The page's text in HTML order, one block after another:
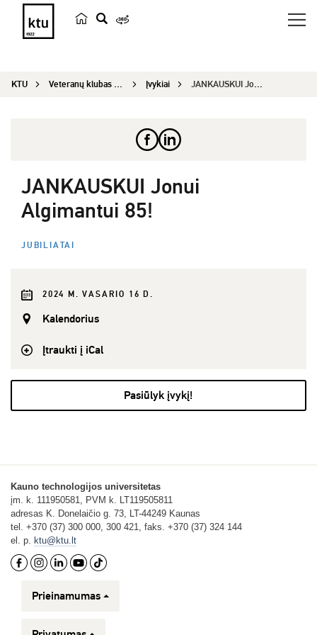
e
KTU Veteranų klubas „Emeritus“ Įvykiai JANKAUSKUI Jonui Algimantui 85!
JANKAUSKUI Jonui
Algimantui 85!
JUBILIATAI
2024 M. VASARIO 16 D.
Kalendorius
Įtraukti į iCal
Pasiūlyk įvykį!
Kauno technologijos universitetas
įm. k. 111950581, PVM k. LT119505811
adresas K. Donelaičio g. 73, LT-44249 Kaunas
tel. +370 (37) 300 000, 300 421, faks. +370 (37) 324 144
el. p. ktu@ktu.lt
Prieinamumas